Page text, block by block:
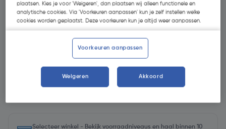
€ 7,25
Selecteer winkel - Bekijk voorraadniveaus en haal binnen 10
plaatsen. Kies je voor 'Weigeren', dan plaatsen wij alleen functionele en
analytische cookies. Via 'Voorkeuren aanpassen' kun je zelf instellen welke
cookies worden geplaatst. Deze voorkeuren kun je altijd weer aanpassen.
Voorkeuren aanpassen
Weigeren Akkoord